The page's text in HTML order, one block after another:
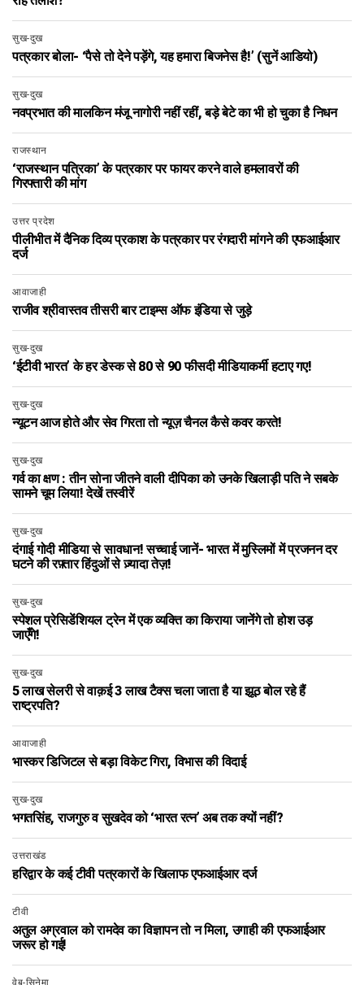
सुख-दुख
पत्रकार बोला- ‘पैसे तो देने पड़ेंगे, यह हमारा बिजनेस है!’ (सुनें आडियो)
सुख-दुख
नवप्रभात की मालकिन मंजू नागोरी नहीं रहीं, बड़े बेटे का भी हो चुका है निधन
राजस्थान
‘राजस्थान पत्रिका’ के पत्रकार पर फायर करने वाले हमलावरों की
गिरफ्तारी की मांग
उत्तर प्रदेश
पीलीभीत में दैनिक दिव्य प्रकाश के पत्रकार पर रंगदारी मांगने की एफआईआर
दर्ज
आवाजाही
राजीव श्रीवास्‍तव तीसरी बार टाइम्‍स ऑफ इंडिया से जुड़े
सुख-दुख
‘ईटीवी भारत’ के हर डेस्क से 80 से 90 फीसदी मीडियाकर्मी हटाए गए!
सुख-दुख
न्यूटन आज होते और सेव गिरता तो न्यूज़ चैनल कैसे कवर करते!
सुख-दुख
गर्व का क्षण : तीन सोना जीतने वाली दीपिका को उनके खिलाड़ी पति ने सबके
सामने चूम लिया! देखें तस्वीरें
सुख-दुख
दंगाई गोदी मीडिया से सावधान! सच्चाई जानें- भारत में मुस्लिमों में प्रजनन दर
घटने की रफ़्तार हिंदुओं से ज़्यादा तेज़!
सुख-दुख
स्पेशल प्रेसिडेंशियल ट्रेन में एक व्यक्ति का किराया जानेंगे तो होश उड़
जाएँगे!
सुख-दुख
5 लाख सेलरी से वाक़ई 3 लाख टैक्स चला जाता है या झूठ बोल रहे हैं
राष्ट्रपति?
आवाजाही
भास्कर डिजिटल से बड़ा विकेट गिरा, विभास की विदाई
सुख-दुख
भगतसिंह, राजगुरु व सुखदेव को ‘भारत रत्न’ अब तक क्यों नहीं?
उत्तराखंड
हरिद्वार के कई टीवी पत्रकारों के खिलाफ एफआईआर दर्ज
टीवी
अतुल अग्रवाल को रामदेव का विज्ञापन तो न मिला, उगाही की एफआईआर
जरूर हो गई!
वेब-सिनेमा